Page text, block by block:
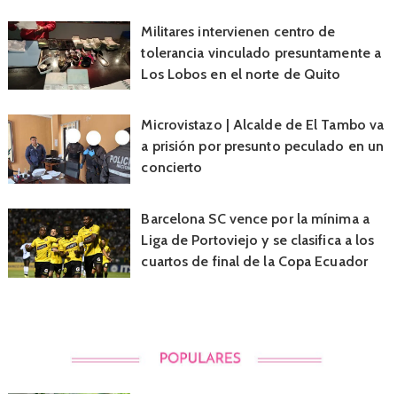
Militares intervienen centro de
tolerancia vinculado presuntamente a
Los Lobos en el norte de Quito
Microvistazo | Alcalde de El Tambo va
a prisión por presunto peculado en un
concierto
Barcelona SC vence por la mínima a
Liga de Portoviejo y se clasifica a los
cuartos de final de la Copa Ecuador